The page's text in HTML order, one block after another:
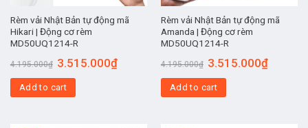
Rèm vải Nhật Bản tự động mã
Hikari | Động cơ rèm
MD50UQ1214-R
4.195.000₫ 3.515.000₫
Add to cart
Rèm vải Nhật Bản tự động mã
Amanda | Động cơ rèm
MD50UQ1214-R
4.195.000₫ 3.515.000₫
Add to cart